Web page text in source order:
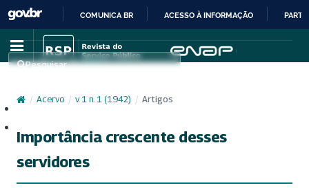
IR
PARA
CONTEÚDO
COMUNICA BR ACESSO À INFORMAÇÃO
Pesquisar
/ Acervo / v. 1 n. 1 (1942) / Artigos
Importância crescente desses
servidores